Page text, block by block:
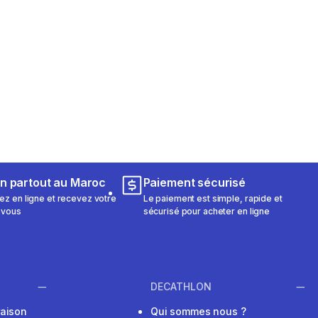
partout au Maroc
en ligne et recevez votre
Paiement sécurisé
Le paiement est simple, rapide et
sécurisé pour acheter en ligne
DECATHLON
Qui sommes nous ?